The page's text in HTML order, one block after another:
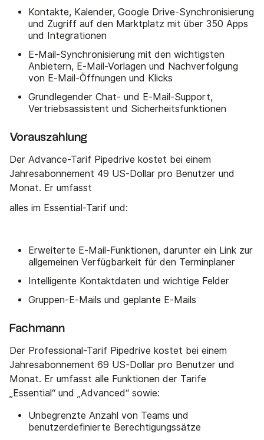
Kontakte, Kalender, Google Drive-Synchronisierung
und Zugriff auf den Marktplatz mit über 350 Apps
und Integrationen
E-Mail-Synchronisierung mit den wichtigsten
Anbietern, E-Mail-Vorlagen und Nachverfolgung
von E-Mail-Öffnungen und Klicks
Grundlegender Chat- und E-Mail-Support,
Vertriebsassistent und Sicherheitsfunktionen
Vorauszahlung
Der Advance-Tarif Pipedrive kostet bei einem
Jahresabonnement 49 US-Dollar pro Benutzer und
Monat. Er umfasst
alles im Essential-Tarif und:
Erweiterte E-Mail-Funktionen, darunter ein Link zur
allgemeinen Verfügbarkeit für den Terminplaner
Intelligente Kontaktdaten und wichtige Felder
Gruppen-E-Mails und geplante E-Mails
Fachmann
Der Professional-Tarif Pipedrive kostet bei einem
Jahresabonnement 69 US-Dollar pro Benutzer und
Monat. Er umfasst alle Funktionen der Tarife
„Essential“ und „Advanced“ sowie:
Unbegrenzte Anzahl von Teams und
benutzerdefinierte Berechtigungssätze